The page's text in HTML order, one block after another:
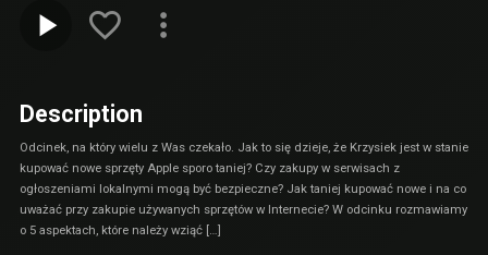
Description
Odcinek, na który wielu z Was czekało. Jak to się dzieje, że Krzysiek jest w stanie
kupować nowe sprzęty Apple sporo taniej? Czy zakupy w serwisach z
ogłoszeniami lokalnymi mogą być bezpieczne? Jak taniej kupować nowe i na co
uważać przy zakupie używanych sprzętów w Internecie? W odcinku rozmawiamy
o 5 aspektach, które należy wziąć […]